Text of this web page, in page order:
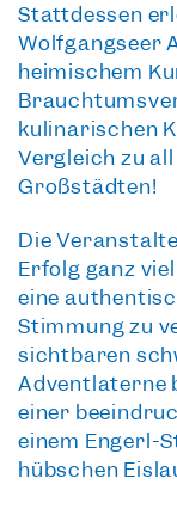
Stattdessen
Wolfgangseer
heimischem
kulinarischen
Vergleich zu
Großstädten!
Die
Erfolg ganz
eine
Stimmungzu
sichtbaren
Adventlaterne
einer
einem Engerl-
hübschen